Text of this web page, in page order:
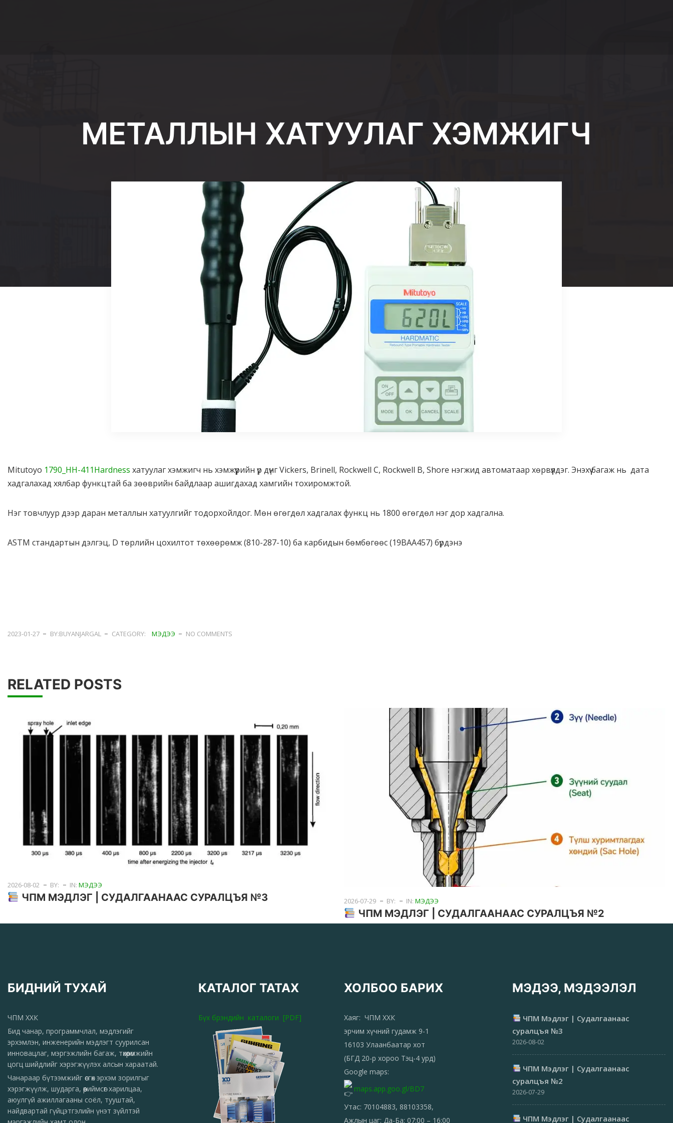
МЕТАЛЛЫН ХАТУУЛАГ ХЭМЖИГЧ
Mitutoyo 1790_HH-411Hardness хатуулаг хэмжигч нь хэмжүүрийн үр дүнг Vickers, Brinell, Rockwell C, Rockwell B, Shore нэгжид автоматаар хөрвүүлдэг. Энэхүү багаж нь дата
хадгалахад хялбар функцтай ба зөөврийн байдлаар ашигдахад хамгийн тохиромжтой.
Нэг товчлуур дээр даран металлын хатуулгийг тодорхойлдог. Мөн өгөгдөл хадгалах функц нь 1800 өгөгдөл нэг дор хадгална.
ASTM стандартын дэлгэц, D төрлийн цохилтот төхөөрөмж (810-287-10) ба карбидын бөмбөгөөс (19BAA457) бүрдэнэ
2023-01-27 BY:BUYANJARGAL CATEGORY: МЭДЭЭ NO COMMENTS
RELATED POSTS
2026-08-02 BY: IN: МЭДЭЭ
ЧПМ МЭДЛЭГ | СУДАЛГААНААС СУРАЛЦЪЯ №3 2026-07-29 BY: IN: МЭДЭЭ
ЧПМ МЭДЛЭГ | СУДАЛГААНААС СУРАЛЦЪЯ №2
БИДНИЙ ТУХАЙ
ЧПМ ХХК
Бид чанар, программчлал, мэдлэгийг
эрхэмлэн, инженерийн мэдлэгт суурилсан
инновацлаг, мэргэжлийн багаж, төхөөрөмжийн
цогц шийдлийг хэрэгжүүлэх алсын хараатай.
Чанараар бүтээмжийг өсгөх эрхэм зорилгыг
хэрэгжүүлж, шударга, өөриймсөг харилцаа,
аюулгүй ажиллагааны соёл, тууштай,
найдвартай гүйцэтгэлийн үнэт зүйлтэй
КАТАЛОГ ТАТАХ
Бүх брэндийн каталоги [PDF]
ХОЛБОО БАРИХ
Хаяг: ЧПМ ХХК
эрчим хүчний гудамж 9-1
16103 Улаанбаатар хот
(БГД 20-р хороо Тэц-4 урд)
Google maps:
maps.app.goo.gl/BD7
Утас: 70104883, 88103358,
Ажлын цаг: Да-Ба: 07:00 – 16:00
МЭДЭЭ, МЭДЭЭЛЭЛ
ЧПМ Мэдлэг | Судалгаанаас
суралцъя №3
2026-08-02
ЧПМ Мэдлэг | Судалгаанаас
суралцъя №2
2026-07-29
ЧПМ Мэдлэг | Судалгаанаас